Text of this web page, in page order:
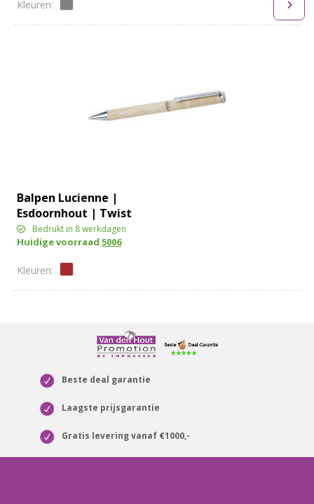
Balpen Lucienne |
Esdoornhout | Twist
Bedrukt in 8 werkdagen
Huidige voorraad 5006
Beste deal garantie
Laagste prijsgarantie
Gratis levering vanaf €1000,-